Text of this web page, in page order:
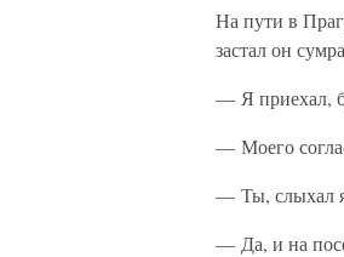
На пути в
застал он
— Я приехал,
— Моего
— Ты, слыхал
— Да, и на